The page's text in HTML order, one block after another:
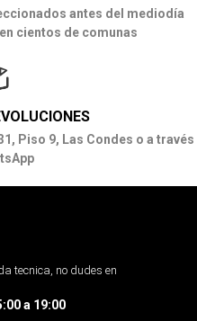
antes del mediodía
cientos de comunas
Piso 9, Las Condes o a través
tecnica, no dudes en
a 19:00